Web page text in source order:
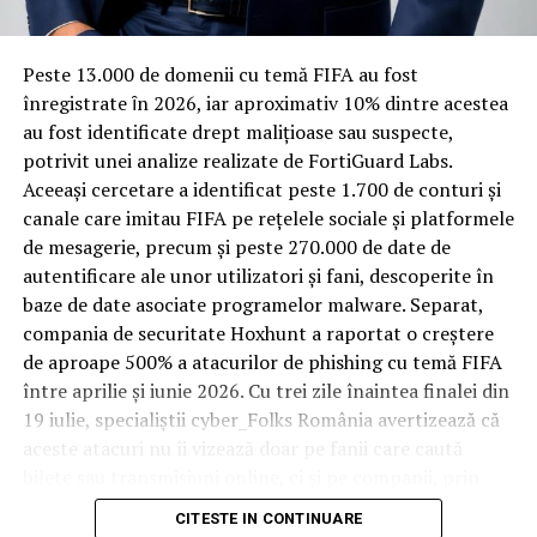
Și cu toate că propaganda a ”tocat” doar subiectul că nu
se mai pune un accent chiar atât de mare pe
aproape exclusiv de ”alimentarea” informativă a
materiale rezistente
Spre diferență de o locuință obișnuită, o cameră de hotel
trece printr-un ciclu de utilizare intensă: oaspeți diferiți,
bagaje trase pe roți, curățenie zilnică, uneori mai multe
rezervări consecutive în aceeași săptămână. Această
frecvență ridicată de utilizare pune presiune reală pe
orice suprafață, iar pardoseala este printre primele
elemente afectate vizibil, mai ales în zona din jurul
patului și a ușii de acces.
În etapa de renovare sau construcție, administratorii
care iau în calcul mocheta trafic intenspentru zonele
cu rotație mare reduc riscul de uzură prematură și de
decolorare vizibilă în punctele de trecere frecventă. Este
o decizie care ține mai puțin de stil și mai mult de
după primele sezoane de utilizare intensă.
Peste 13.000 de domenii cu temă FIFA au fost
înregistrate ȋn 2026, iar aproximativ 10% dintre acestea
au fost identificate drept malițioase sau suspecte,
potrivit unei analize realizate de FortiGuard Labs.
Aceeași cercetare a identificat peste 1.700 de conturi și
canale care imitau FIFA pe rețelele sociale și platformele
de mesagerie, precum și peste 270.000 de date de
autentificare ale unor utilizatori și fani, descoperite în
baze de date asociate programelor malware. Separat,
compania de securitate Hoxhunt a raportat o creștere
de aproape 500% a atacurilor de phishing cu temă FIFA
între aprilie și iunie 2026. Cu trei zile înaintea finalei din
19 iulie, specialiștii cyber_Folks România avertizează că
conturile, dispozitivele și infrastructura digitală
CITESTE IN CONTINUARE